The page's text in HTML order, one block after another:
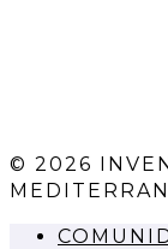
© 2026